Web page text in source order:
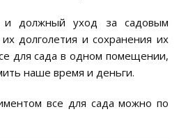
и должный уход за садовым
долголетия и сохранения их
для сада в одном помещении,
наше время и деньги.
все для сада можно по